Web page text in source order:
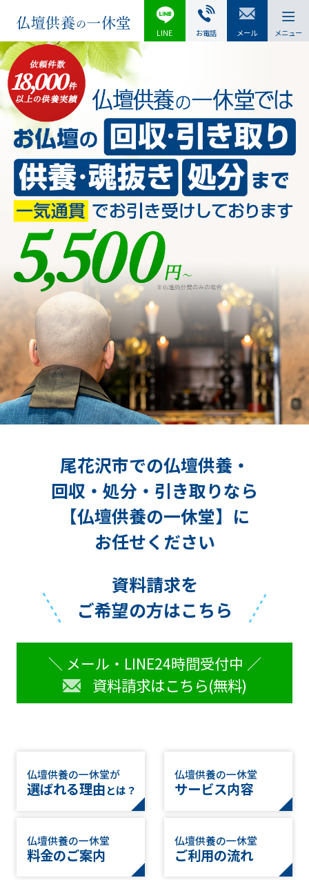
LINE お電話 メール メニュー
尾花沢市での仏壇供養・
回収・処分・引き取りなら
【仏壇供養の一休堂】に
お任せください
資料請求を
ご希望の方はこちら
＼ メール・LINE24時間受付中 ／
資料請求はこちら(無料)
仏壇供養の一休堂が
選ばれる理由とは？
仏壇供養の一休堂
サービス内容
仏壇供養の一休堂
料金のご案内
仏壇供養の一休堂
ご利用の流れ